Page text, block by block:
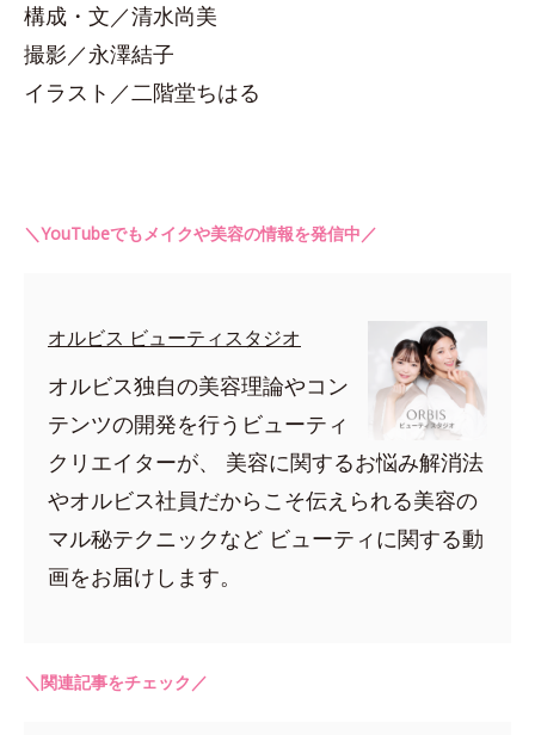
構成・文／清水尚美
撮影／永澤結子
イラスト／二階堂ちはる
＼YouTubeでもメイクや美容の情報を発信中／
オルビス ビューティスタジオ
オルビス独自の美容理論やコン
テンツの開発を行うビューティ
クリエイターが、 美容に関するお悩み解消法
やオルビス社員だからこそ伝えられる美容の
マル秘テクニックなど ビューティに関する動
画をお届けします。
＼関連記事をチェック／